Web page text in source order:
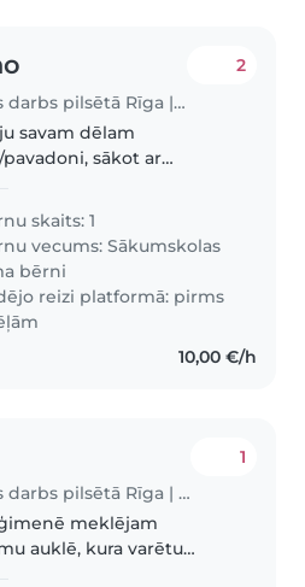
Aukles darbs pilsētā Rīga | Babysits
2
savam dēlam
sākot ar
mājās no skolas
centrā uz mājām
laika posmā..
skaits: 1
vecums:Sākumskolas
bērni
reizi platformā: pirms
10,00 €/h
Aukles darbs pilsētā Rīga | Babysits
1
meklējam
auklē, kura varētu